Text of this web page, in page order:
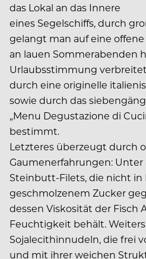
das Lokal an das Innere
eines Segelschiffs, durch
gelangt man auf eine offene
an lauen Sommerabenden
Urlaubsstimmung
durch eine originelle
sowie durch das
„Menu Degustazione di
bestimmt.
Letzteres überzeugt durch
Gaumenerfahrungen:
Steinbutt-Filets, die nicht in
geschmolzenem Zucker
dessen Viskosität der Fisch
Feuchtigkeit behält.
Sojalecithinnudeln, die frei
und mit ihrer weichen